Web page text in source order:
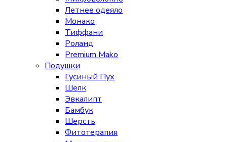
Летнее одеяло
Монако
Тиффани
Роланд
Premium Mako
Подушки
Гусиный Пух
Шелк
Эвкалипт
Бамбук
Шерсть
Фитотерапия